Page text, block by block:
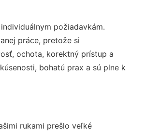
požiadavkám.
práce, pretože si
ochota, korektný prístup a
bohatú prax a sú plne k
rukami prešlo veľké